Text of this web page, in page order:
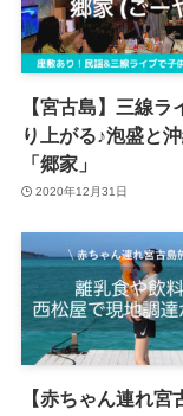
【宮古島】三線ラ
り上がる♪泡盛と
「郷家」
2020年12月31日
【赤ちゃん連れ宮